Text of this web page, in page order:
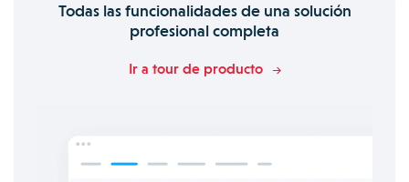
Todas las funcionalidades de una solución
profesional completa
Ir a tour de producto